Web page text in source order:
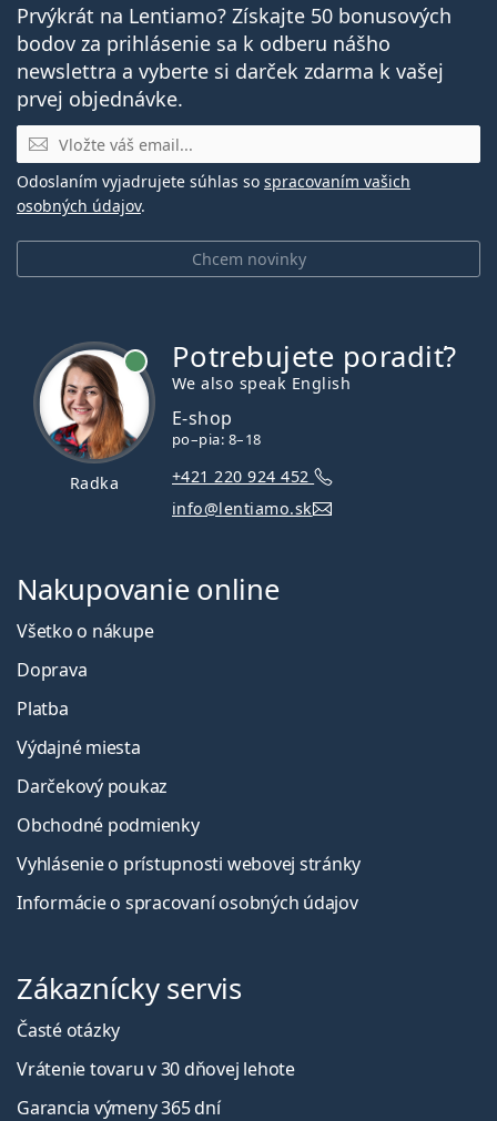
Prvýkrát na Lentiamo? Získajte 50 bonusových
bodov za prihlásenie sa k odberu nášho
newslettra a vyberte si darček zdarma k vašej
prvej objednávke.
E-mail
Chcem novinky
Odoslaním vyjadrujete súhlas so spracovaním vašich
osobných údajov.
Radka
Potrebujete poradiť?
We also speak English
E-shop
po–pia: 8–18
+421 220 924 452
info@lentiamo.sk
Nakupovanie online
Všetko o nákupe
Doprava
Platba
Výdajné miesta
Darčekový poukaz
Obchodné podmienky
Vyhlásenie o prístupnosti webovej stránky
Informácie o spracovaní osobných údajov
Zákaznícky servis
Časté otázky
Vrátenie tovaru v 30 dňovej lehote
Garancia výmeny 365 dní